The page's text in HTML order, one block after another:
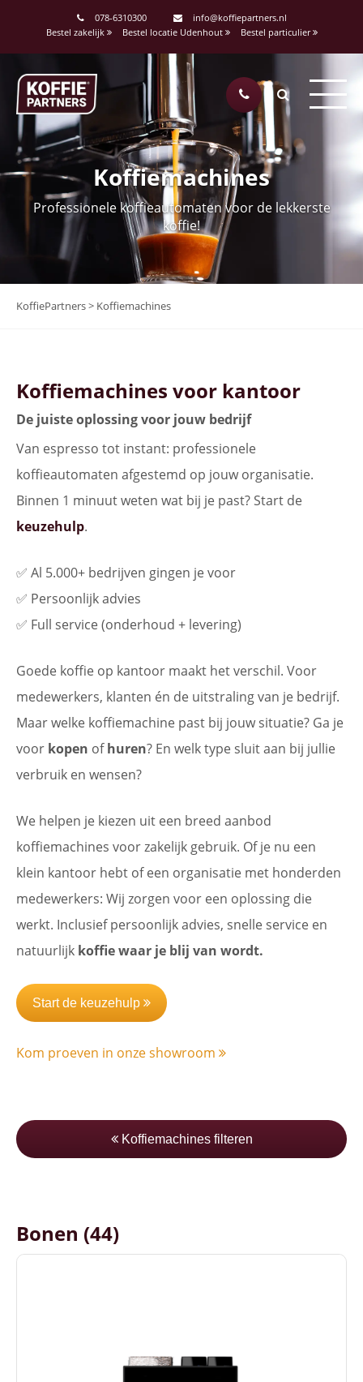
078-6310300
info@koffiepartners.nl
Bestel zakelijk
Bestel locatie Udenhout Bestel particulier
Koffiemachines
Professionele koffieautomaten voor de lekkerste
koffie!
KoffiePartners> Koffiemachines
Koffiemachines voor kantoor
De juiste oplossing voor jouw bedrijf
Van espresso tot instant: professionele
koffieautomaten afgestemd op jouw organisatie.
Binnen 1 minuut weten wat bij je past? Start de
keuzehulp.
✅ Al 5.000+ bedrijven gingen je voor
✅ Persoonlijk advies
✅ Full service (onderhoud + levering)
Goede koffie op kantoor maakt het verschil. Voor
medewerkers, klanten én de uitstraling van je bedrijf.
Maar welke koffiemachine past bij jouw situatie? Ga je
voor kopen ofhuren? En welk type sluit aan bij jullie
verbruik en wensen?
We helpen je kiezen uit een breed aanbod
koffiemachines voor zakelijk gebruik. Of je nu een
klein kantoor hebt of een organisatie met honderden
medewerkers: Wij zorgen voor een oplossing die
werkt. Inclusief persoonlijk advies, snelle service en
natuurlijk koffie waar je blij van wordt.
Start de keuzehulp
Kom proeven in onze showroom
Koffiemachines filteren
Bonen (44)